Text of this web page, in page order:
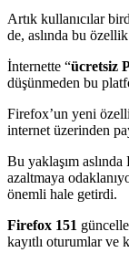
Artık kullanıcılar
de, aslında bu
İnternette “ücretsiz
düşünmeden bu
Firefox’un yeni
internet üzerinden
Bu yaklaşım
azaltmaya
önemli hale getirdi.
Firefox 151
kayıtlı oturumlar ve